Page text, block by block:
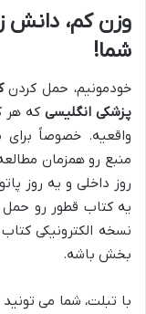
وزن کم، دانش
شما!
خودمونیم، حمل کردن
پزشکی انگلیسیکه هر
واقعیه. خصوصاً
منبع رو همزمان
روز داخلی و یه روز
یه کتاب قطور رو
نسخه الکترونیکی
بخش باشه.
با تبلت، شما می